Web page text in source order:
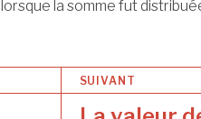
lorsque la somme fut
SUIVANT